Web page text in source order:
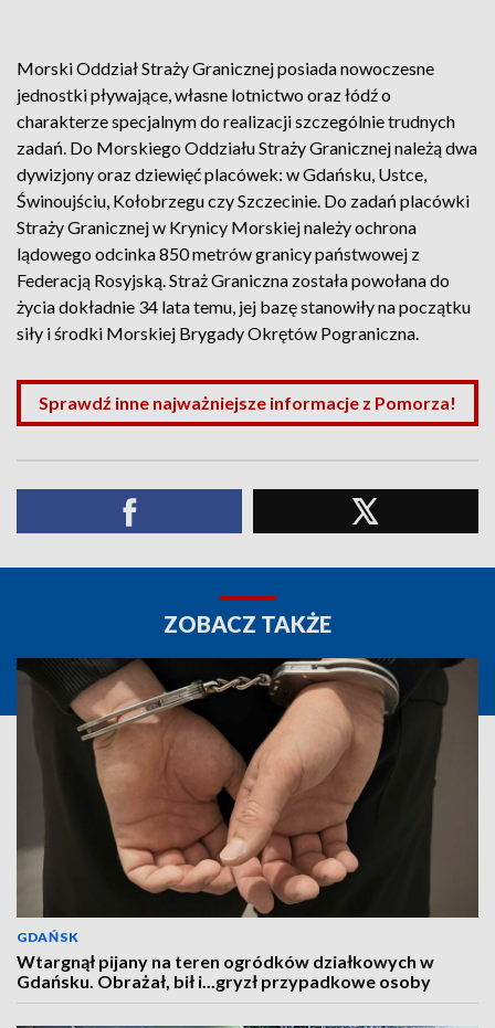
Morski Oddział Straży Granicznej posiada nowoczesne
jednostki pływające, własne lotnictwo oraz łódź o
charakterze specjalnym do realizacji szczególnie trudnych
zadań. Do Morskiego Oddziału Straży Granicznej należą dwa
dywizjony oraz dziewięć placówek: w Gdańsku, Ustce,
Świnoujściu, Kołobrzegu czy Szczecinie. Do zadań placówki
Straży Granicznej w Krynicy Morskiej należy ochrona
lądowego odcinka 850 metrów granicy państwowej z
Federacją Rosyjską. Straż Graniczna została powołana do
życia dokładnie 34 lata temu, jej bazę stanowiły na początku
siły i środki Morskiej Brygady Okrętów Pograniczna.
Sprawdź inne najważniejsze informacje z Pomorza!
ZOBACZ TAKŻE
GDAŃSK
Wtargnął pijany na teren ogródków działkowych w
Gdańsku. Obrażał, bił i...gryzł przypadkowe osoby